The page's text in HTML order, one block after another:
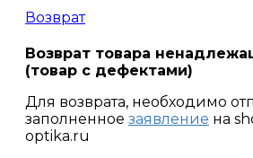
Возврат
Возврат товара
(товар с дефектами)
Для возврата, необходимо
заполненное заявление на
optika.ru